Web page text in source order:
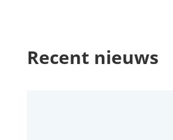
Recent nieuws